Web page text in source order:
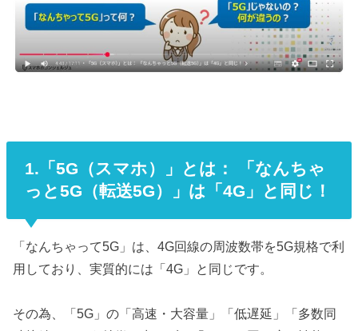
1.「5G（スマホ）」とは： 「なんちゃ
っと5G（転送5G）」は「4G」と同じ！
「なんちゃって5G」は、4G回線の周波数帯を5G規格で利
用しており、実質的には「4G」と同じです。
その為、「5G」の「高速・大容量」「低遅延」「多数同